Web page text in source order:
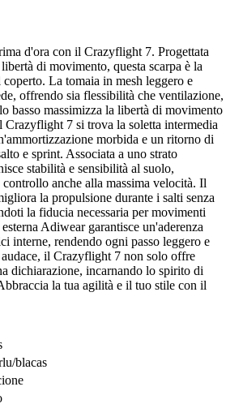
d'ora con il Crazyflight 7. Progettata
di movimento, questa scarpa è la
La tomaia in mesh leggero e
offrendo sia flessibilità che ventilazione,
basso massimizza la libertà di movimento
7 si trova la soletta intermedia
morbida e un ritorno di
e sprint. Associata a uno strato
stabilità e sensibilità al suolo,
anche alla massima velocità. Il
la propulsione durante i salti senza
la fiducia necessaria per movimenti
Adiwear garantisce un'aderenza
interne, rendendo ogni passo leggero e
il Crazyflight 7 non solo offre
dichiarazione, incarnando lo spirito di
la tua agilità e il tuo stile con il
blacas